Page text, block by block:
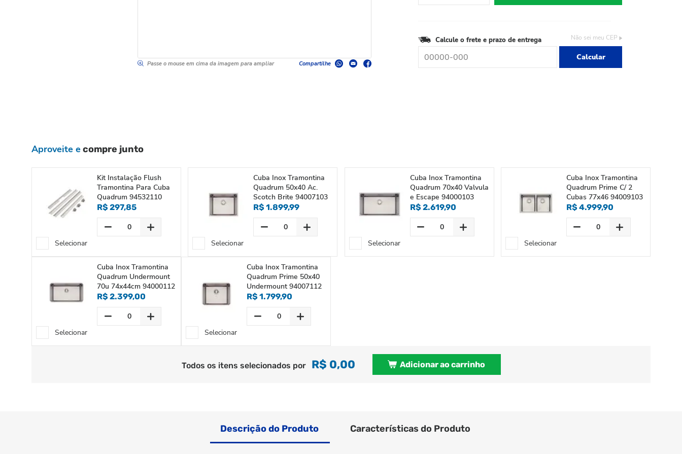
Passe o mouse em cima da imagem para ampliar Compartilhe
Calcule o frete e prazo de entrega Não sei meu CEP
Calcular
Aproveite ecompre junto
Kit Instalação Flush
Tramontina Para Cuba
Quadrum 94532110
R$ 297,85
Selecionar
Cuba Inox Tramontina
Quadrum 50x40 Ac.
Scotch Brite 94007103
R$ 1.899,99
Selecionar
Cuba Inox Tramontina
Quadrum 70x40 Valvula
e Escape 94000103
R$ 2.619,90
Selecionar
Cuba Inox Tramontina
Quadrum Prime C/ 2
Cubas 77x46 94009103
R$ 4.999,90
Selecionar
Cuba Inox Tramontina
Quadrum Undermount
70u 74x44cm 94000112
R$ 2.399,00
Selecionar
Cuba Inox Tramontina
Quadrum Prime 50x40
Undermount 94007112
R$ 1.799,90
Selecionar
Todos os itens selecionados por R$ 0,00 Adicionar ao carrinho
Descrição do Produto Características do Produto